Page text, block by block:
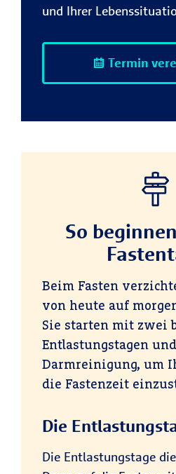
und Ihrer
Termin
So
Beim Fasten
von heute auf
Sie starten mit zwei
Entlastungstagen
Darmreinigung, um
die Fastenzeit
Die
Die Entlastungstage